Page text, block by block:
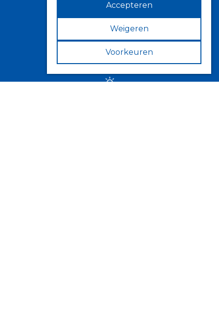
Informatie
Over ons
Tips
Verkooppunten
Accepteren
Weigeren
Voorkeuren